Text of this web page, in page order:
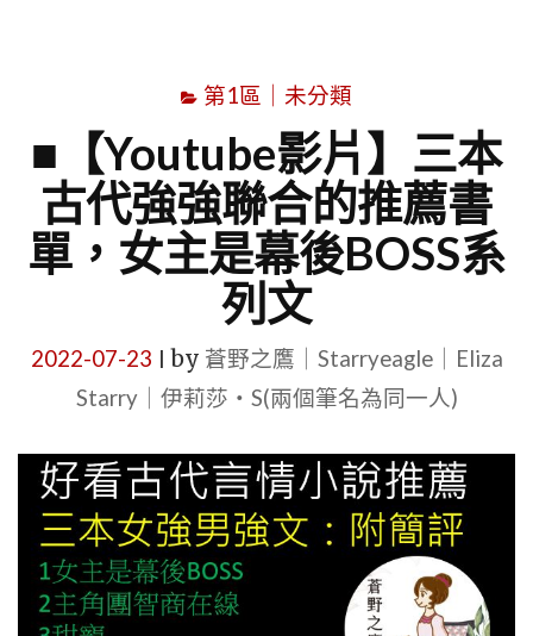
第1區｜未分類
■【Youtube影片】三本
古代強強聯合的推薦書
單，女主是幕後BOSS系
列文
2022-07-23 by 蒼野之鷹｜Starryeagle｜Eliza
Starry｜伊莉莎・S(兩個筆名為同一人)